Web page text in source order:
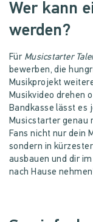
Wer kann
werden?
Für Musicstarter
bewerben, die
Musikprojekt
Musikvideo drehen
Bandkasse lässt es
Musicstarter genau
Fans nicht nur dein
sondern in
ausbauen und dir
nach Hause